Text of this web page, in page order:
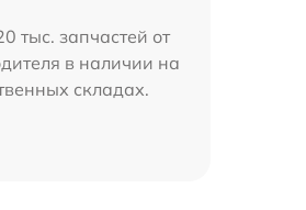
тыс. запчастей от
в наличии на
складах.